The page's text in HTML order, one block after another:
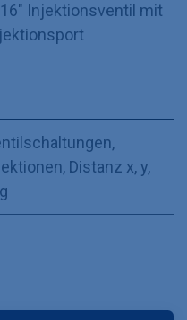
Injektionsventil mit
,
, Distanz x, y,